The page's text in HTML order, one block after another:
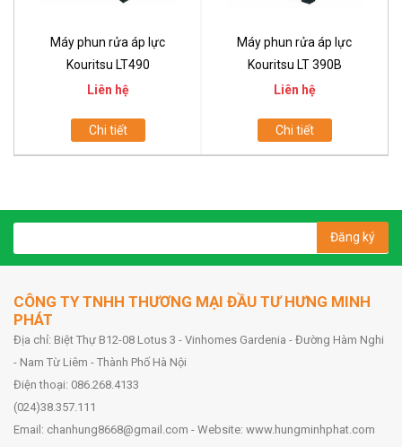
Máy phun rửa áp lực
Kouritsu LT490
Liên hệ
Chi tiết
Máy phun rửa áp lực
Kouritsu LT 390B
Liên hệ
Chi tiết
Đăng ký
CÔNG TY TNHH THƯƠNG MẠI ĐẦU TƯ HƯNG MINH
PHÁT
Địa chỉ: Biệt Thự B12-08 Lotus 3 - Vinhomes Gardenia - Đường Hàm Nghi
- Nam Từ Liêm - Thành Phố Hà Nội
Điện thoại: 086.268.4133
(024)38.357.111
Email: chanhung8668@gmail.com - Website: www.hungminhphat.com